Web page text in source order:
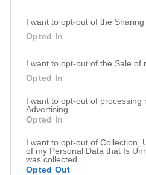
I want to opt-out of the
Opted In
I want to opt-out of the Sale of
Opted In
I want to opt-out of processing
Advertising.
Opted In
I want to opt-out of Collection,
of my Personal Data that Is
was collected.
Opted Out
Hej
Vi
ner